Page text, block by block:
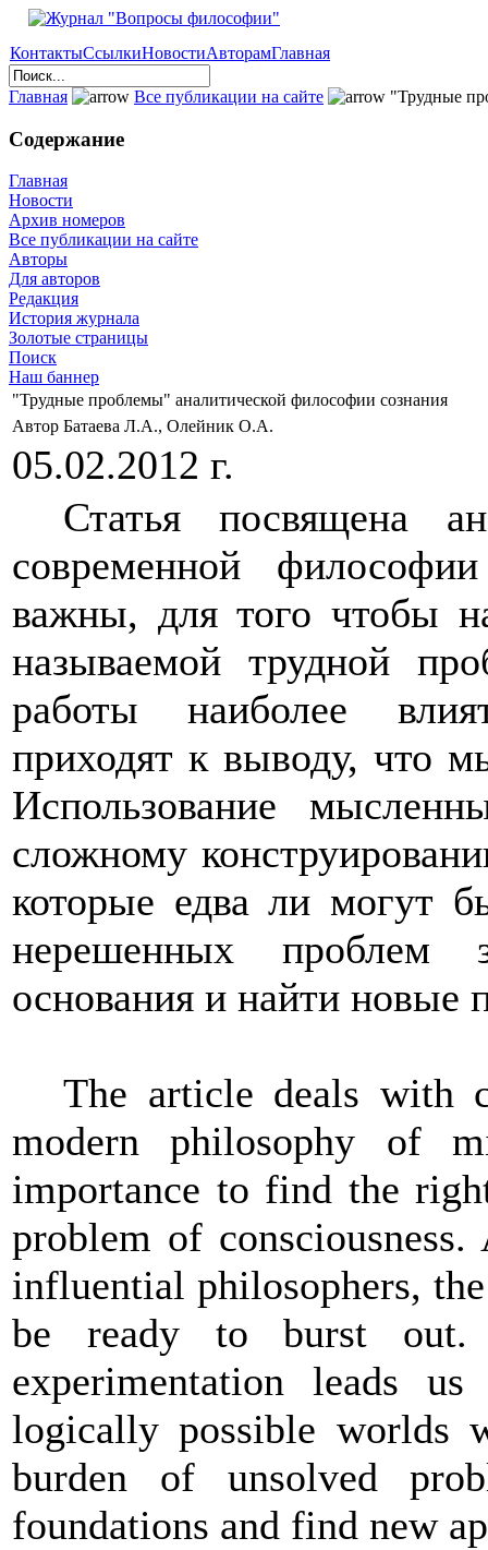
КонтактыСсылкиНовостиАвторамГлавная
Главная Все публикации на сайте "Трудные
Содержание
Главная
Новости
Архив номеров
Все публикации на сайте
Авторы
Для авторов
Редакция
История журнала
Золотые страницы
Поиск
Наш баннер
"Трудные проблемы" аналитической философии сознания
Автор Батаева Л.А., Олейник О.А.
05.02.2012 г.
Статья посвящена
современной
важны, для того чтобы
называемой трудной
работы наиболее
приходят к выводу, что
Использование
сложному
которые едва ли могут
нерешенных проблем
основания и найти новые
The article deals with
modern philosophy of
importance to find the
problem of
influential philosophers,
be ready to burst out.
experimentation leads
logically possible worlds
burden of unsolved
foundations and find new